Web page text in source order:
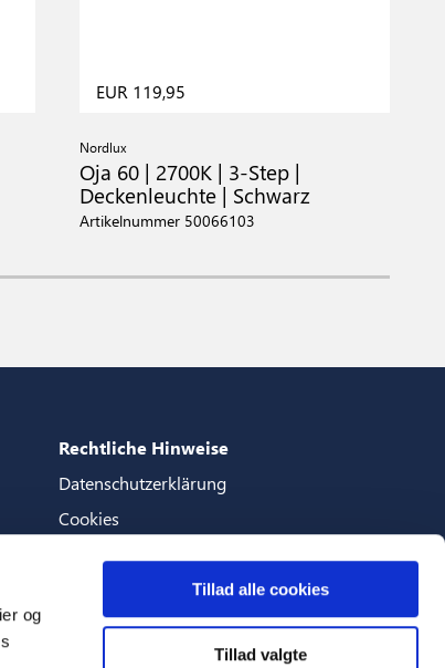
og
Tillad alle cookies
Tillad valgte
EUR 119,95
Nordlux
Oja 60 | 2700K | 3-Step |
Deckenleuchte | Schwarz
Artikelnummer 50066103
Rechtliche Hinweise
Datenschutzerklärung
Cookies